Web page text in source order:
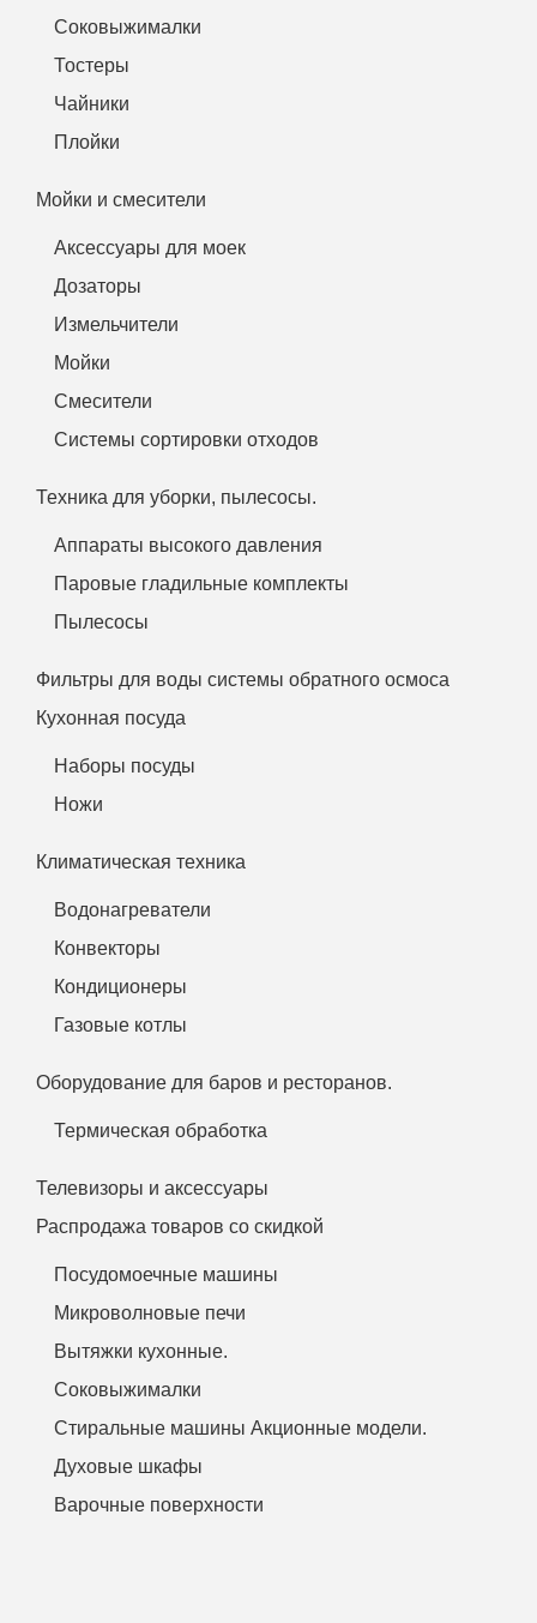
Соковыжималки
Тостеры
Чайники
Плойки
Мойки и смесители
Аксессуары для моек
Дозаторы
Измельчители
Мойки
Смесители
Системы сортировки отходов
Техника для уборки, пылесосы.
Аппараты высокого давления
Паровые гладильные комплекты
Пылесосы
Фильтры для воды системы обратного осмоса
Кухонная посуда
Наборы посуды
Ножи
Климатическая техника
Водонагреватели
Конвекторы
Кондиционеры
Газовые котлы
Оборудование для баров и ресторанов.
Термическая обработка
Телевизоры и аксессуары
Распродажа товаров со скидкой
Посудомоечные машины
Микроволновые печи
Вытяжки кухонные.
Соковыжималки
Стиральные машины Акционные модели.
Духовые шкафы
Варочные поверхности